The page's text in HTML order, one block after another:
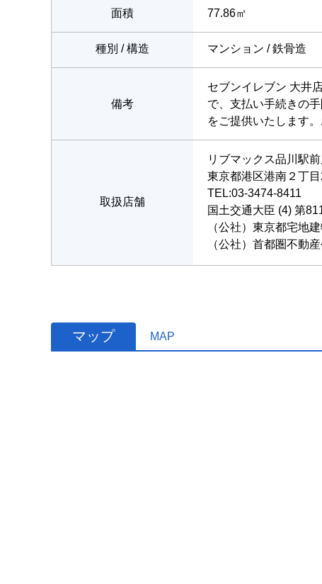
面積 77.86㎡
種別 / 構造 マンション / 鉄骨造
備考
セブンイレブン 大井
で、支払い手続きの
をご提供いたします
取扱店舗
リブマックス品川駅
東京都港区港南２丁
TEL:03-3474-8411
国土交通大臣 (4) 第
（公社）東京都宅地
（公社）首都圏不動
マップ MAP